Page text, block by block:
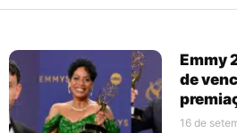
Emmy
de
16 de